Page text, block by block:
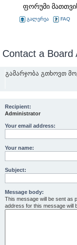
ფორუმი
გალერეა FAQ
Contact a Board
გამარჯობა გთხოვთ
Recipient:
Administrator
Your email address:
Your name:
Subject:
Message body:
This message will be sent as
address for this message will